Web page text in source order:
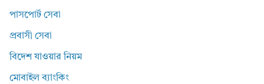
পাসপোর্ট সেবা
প্রবাসী সেবা
বিদেশ যাওয়ার নিয়ম
মোবাইল ব্যাংকিং